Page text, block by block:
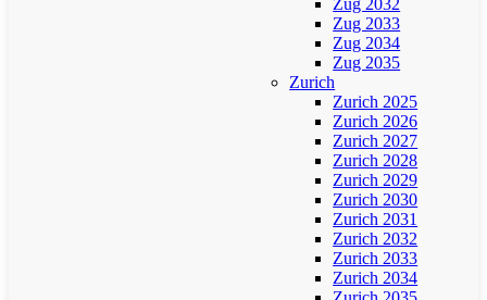
Zug 2032
Zug 2033
Zug 2034
Zug 2035
Zurich
Zurich 2025
Zurich 2026
Zurich 2027
Zurich 2028
Zurich 2029
Zurich 2030
Zurich 2031
Zurich 2032
Zurich 2033
Zurich 2034